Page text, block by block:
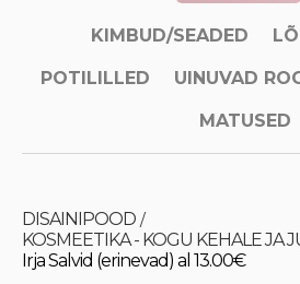
KIMBUD/SEADED
POTILILLED UINUVAD
MATUSED
DISAINIPOOD /
KOSMEETIKA - KOGU KEHALE JA
Irja Salvid (erinevad) al 13.00€